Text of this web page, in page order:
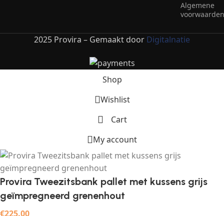
Algemene
2025 Provira – Gemaakt door Digitalnatie
Shop
Wishlist
Cart
My account
Provira Tweezitsbank pallet met kussens grijs
geïmpregneerd grenenhout
€225.00